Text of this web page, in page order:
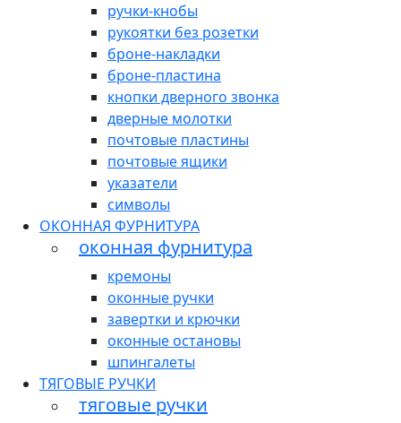
ручки-кнобы
рукоятки без розетки
броне-накладки
броне-пластина
кнопки дверного звонка
дверные молотки
почтовые пластины
почтовые ящики
указатели
символы
ОКОННАЯ ФУРНИТУРА
оконная фурнитура
кремоны
оконные ручки
завертки и крючки
оконные остановы
шпингалеты
ТЯГОВЫЕ РУЧКИ
тяговые ручки